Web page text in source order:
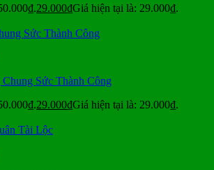
29.000₫Giá hiện tại là: 29.000₫.
Sức Thành Công
29.000₫Giá hiện tại là: 29.000₫.